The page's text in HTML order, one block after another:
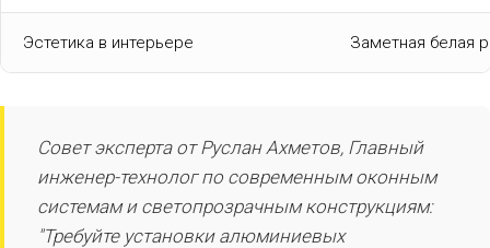
Эстетика в интерьере Заметная белая
Совет эксперта от Руслан Ахметов, Главный
инженер-технолог по современным оконным
системам и светопрозрачным конструкциям:
"Требуйте установки алюминиевых